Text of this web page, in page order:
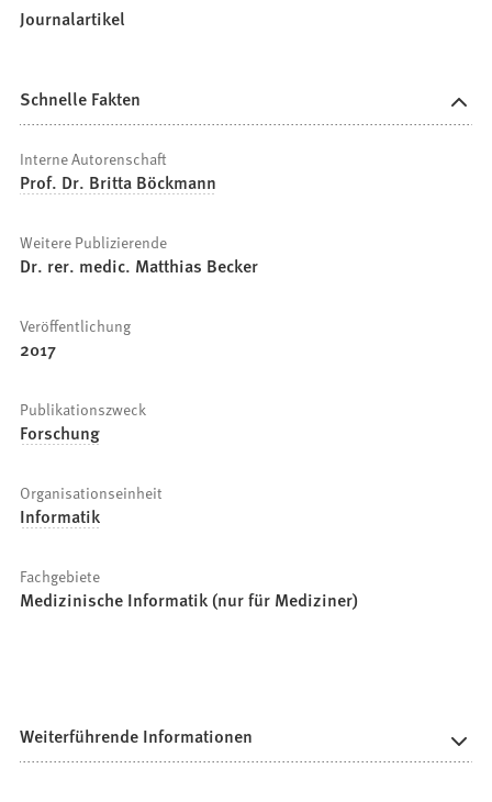
Journalartikel
Schnelle Fakten
Interne Autorenschaft
Prof. Dr. Britta Böckmann
Weitere Publizierende
Dr. rer. medic. Matthias Becker
Veröffentlichung
2017
Publikationszweck
Forschung
Organisationseinheit
Informatik
Fachgebiete
Medizinische Informatik (nur für Mediziner)
Weiterführende Informationen